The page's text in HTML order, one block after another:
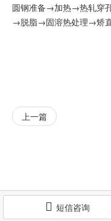
圆钢准备→加热→热轧
→脱脂→固溶热处理→矫
上一篇
版权所有 ©无锡昌隆恒
 短信咨询